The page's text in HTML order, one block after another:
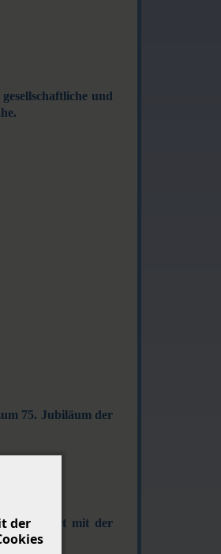
und
75. Jubiläum der
eingeleitet mit der
der